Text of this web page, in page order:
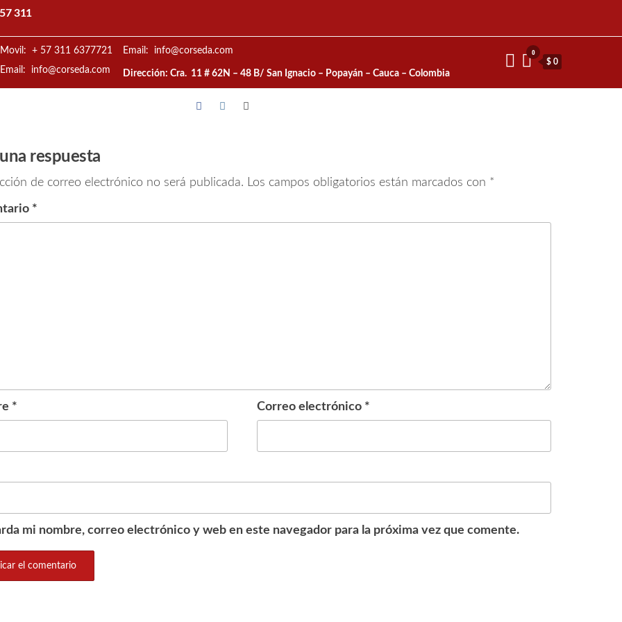
311
Movil: + 57 311 6377721
Email: info@corseda.com
Email: info@corseda.com
Dirección: Cra. 11 # 62N – 48 B/ San Ignacio – Popayán – Cauca – Colombia
0
$ 0
respuesta
de correo electrónico no será publicada. Los campos obligatorios están marcados con *
*
* Correo electrónico *
mi nombre, correo electrónico y web en este navegador para la próxima vez que comente.